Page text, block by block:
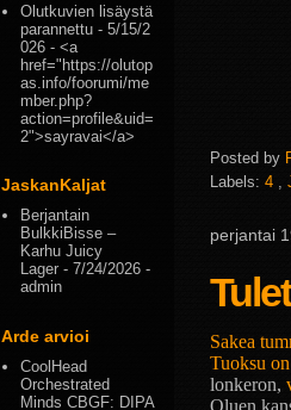
Posted by
Labels: 4
perjantai
Sakea
Tuoksu
lonkeron,
Oluen
Olutkuvien lisäystä
parannettu - 5/15/2
026 - <a
href="https://olutop
as.info/foorumi/me
mber.php?
action=profile&uid=
2">sayravai</a>
JaskanKaljat
Berjantain
BulkkiBisse –
Karhu Juicy
Lager - 7/24/2026 -
admin
Arde arvioi
CoolHead
Orchestrated
Minds CBGF: DIPA